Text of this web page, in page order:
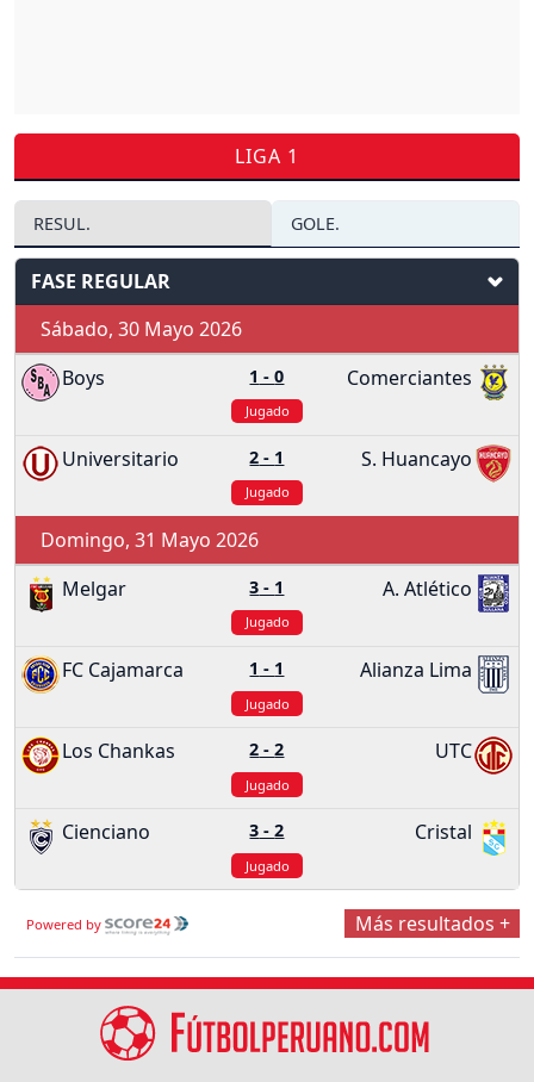
LIGA 1
RESUL. GOLE.
FASE REGULAR
Sábado, 30 Mayo 2026
Boys
1 -0 Comerciantes
Jugado
Universitario 2 - 1 S. Huancayo
Jugado
Domingo, 31 Mayo 2026
Melgar
3 - 1 A. Atlético
Jugado
FC Cajamarca 1 - 1 Alianza Lima
Jugado
Los Chankas 2 -2 UTC
Jugado
Cienciano 3 -2 Cristal
Jugado
Powered by Más resultados +